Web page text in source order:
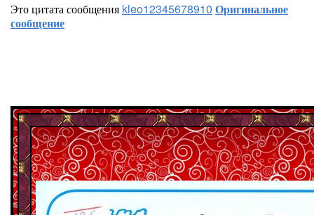
Это цитата сообщения kleo12345678910 Оригинальное
сообщение